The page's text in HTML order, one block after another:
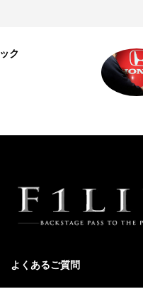
ク
よくあるご質問